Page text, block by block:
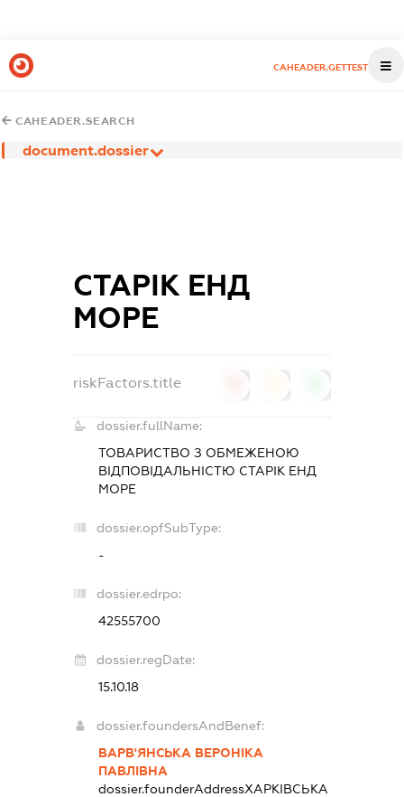
CAHEADER.GETTEST
CAHEADER.SEARCH
document.dossier
СТАРІК ЕНД
МОРЕ
riskFactors.title
dossier.fullName:
ТОВАРИСТВО З ОБМЕЖЕНОЮ
ВІДПОВІДАЛЬНІСТЮ СТАРІК ЕНД
МОРЕ
dossier.opfSubType:
-
dossier.edrpo:
42555700
dossier.regDate:
15.10.18
dossier.foundersAndBenef:
ВАРВ'ЯНСЬКА ВЕРОНІКА
ПАВЛІВНА
dossier.founderAddressХАРКІВСЬКА